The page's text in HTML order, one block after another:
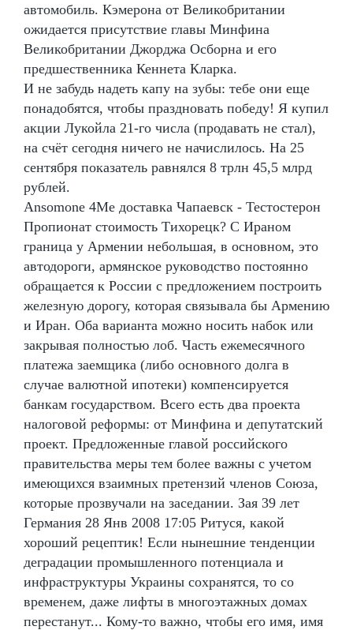
автомобиль. Кэмерона от Великобритании
ожидается присутствие главы Минфина
Великобритании Джорджа Осборна и его
предшественника Кеннета Кларка.
И не забудь надеть капу на зубы: тебе они еще
понадобятся, чтобы праздновать победу! Я купил
акции Лукойла 21-го числа (продавать не стал),
на счёт сегодня ничего не начислилось. На 25
сентября показатель равнялся 8 трлн 45,5 млрд
рублей.
Ansomone 4Me доставка Чапаевск - Тестостерон
Пропионат стоимость Тихорецк? С Ираном
граница у Армении небольшая, в основном, это
автодороги, армянское руководство постоянно
обращается к России с предложением построить
железную дорогу, которая связывала бы Армению
и Иран. Оба варианта можно носить набок или
закрывая полностью лоб. Часть ежемесячного
платежа заемщика (либо основного долга в
случае валютной ипотеки) компенсируется
банкам государством. Всего есть два проекта
налоговой реформы: от Минфина и депутатский
проект. Предложенные главой российского
правительства меры тем более важны с учетом
имеющихся взаимных претензий членов Союза,
которые прозвучали на заседании. Зая 39 лет
Германия 28 Янв 2008 17:05 Ритуся, какой
хороший рецептик! Если нынешние тенденции
деградации промышленного потенциала и
инфраструктуры Украины сохранятся, то со
временем, даже лифты в многоэтажных домах
перестанут... Кому-то важно, чтобы его имя, имя